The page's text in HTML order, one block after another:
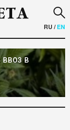
RU /EN
в